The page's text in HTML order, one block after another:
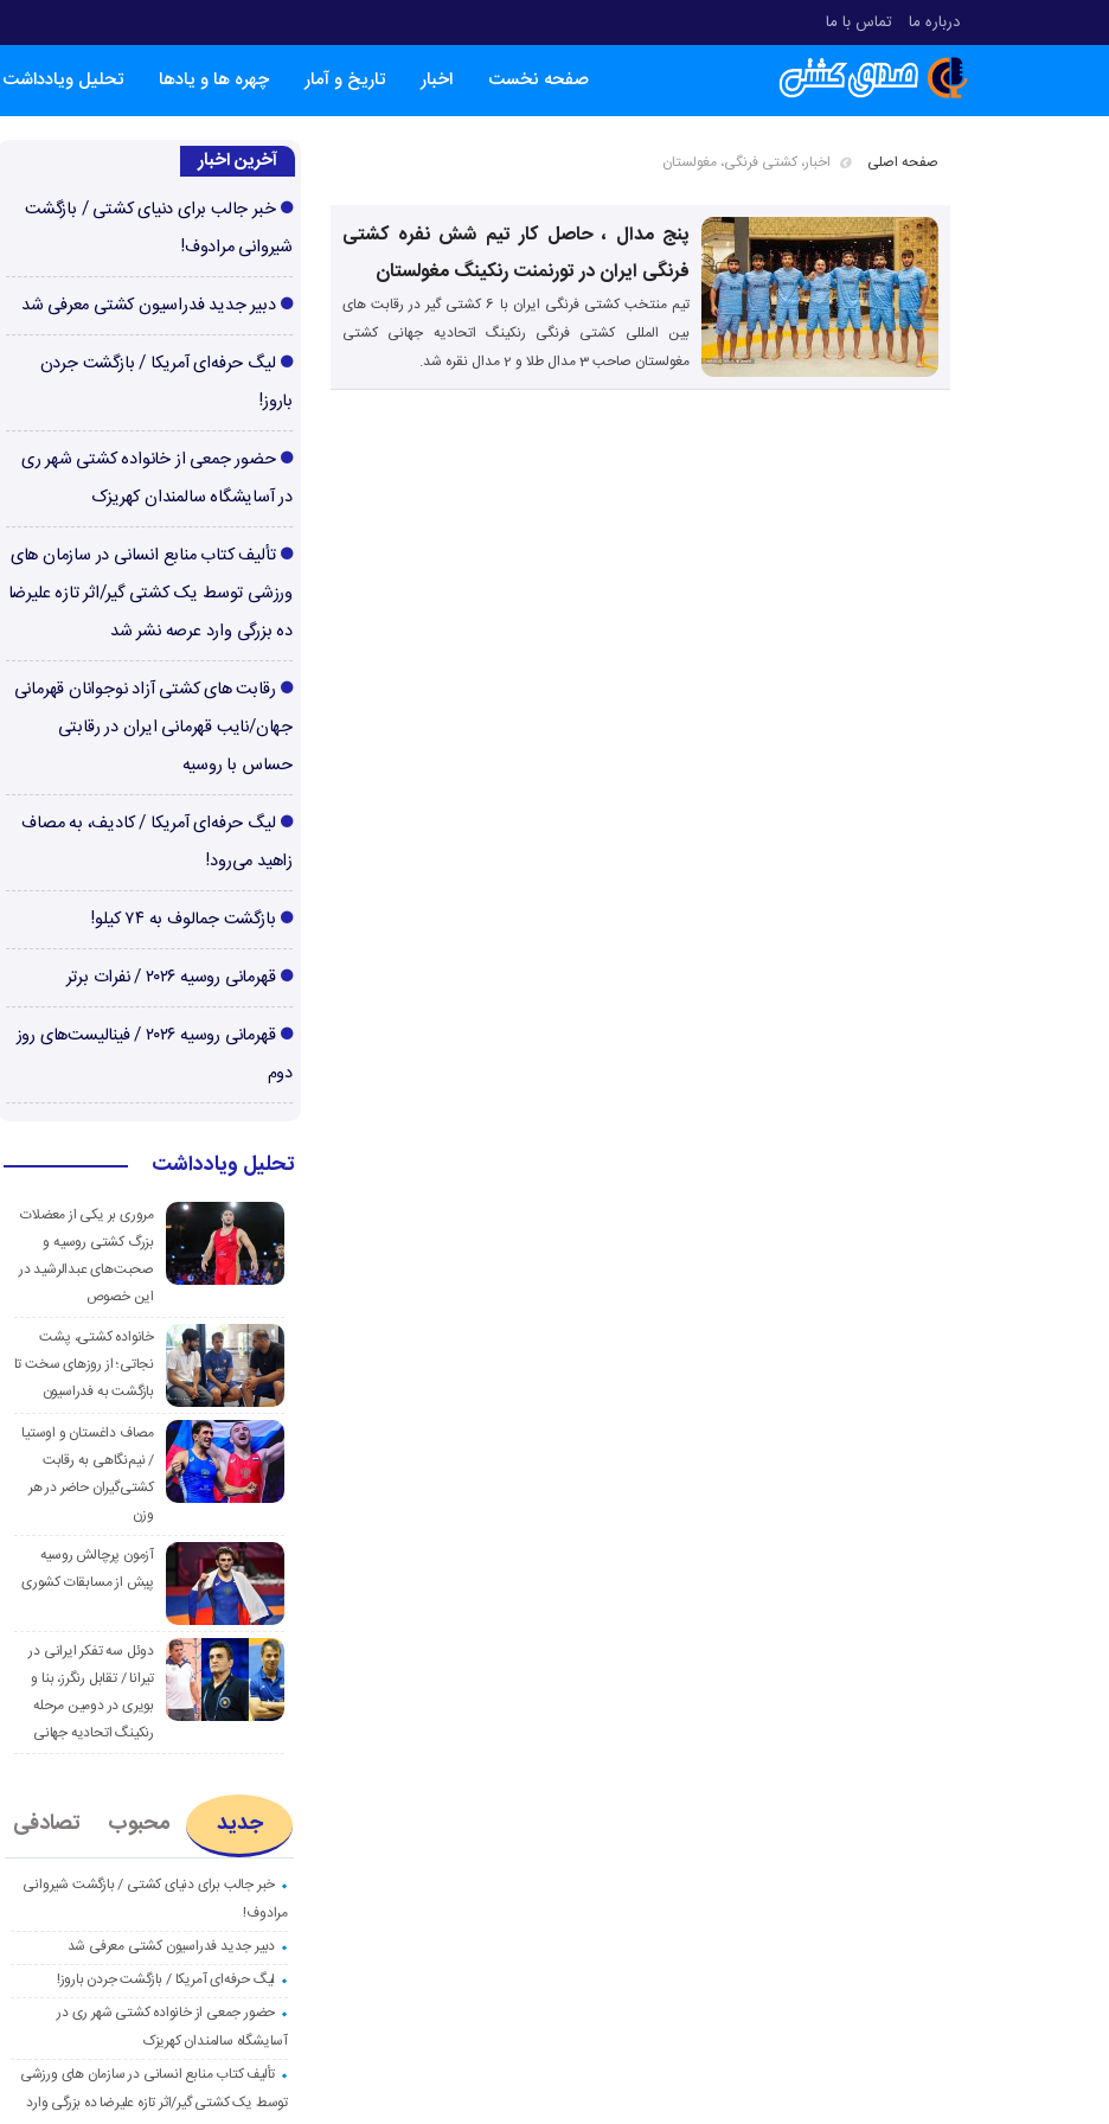
درباره ما تماس با ما
صفحه نخست اخبار تاریخ و آمار چهره ها و یادها تحلیل ویادداشت
صفحه اصلی اخبار، کشتی فرنگی، مغولستان
پنج مدال ، حاصل کار تیم شش نفره کشتی
فرنگی ایران در تورنمنت رنکینگ مغولستان
تیم منتخب کشتی فرنگی ایران با 6 کشتی گیر در رقابت های
بین المللی کشتی فرنگی رنکینگ اتحادیه جهانی کشتی
مغولستان صاحب 3 مدال طلا و 2 مدال نقره شد.
آخرین اخبار
خبر جالب برای دنیای کشتی / بازگشت
شیروانی مرادوف!
دبیر جدید فدراسیون کشتی معرفی شد
لیگ حرفه‌ای آمریکا / بازگشت جردن
باروز!
حضور جمعی از خانواده کشتی شهر ری
در آسایشگاه سالمندان کهریزک
تألیف کتاب منابع انسانی در سازمان های
ورزشی توسط یک کشتی گیر/اثر تازه علیرضا
ده بزرگی وارد عرصه نشر شد
رقابت های کشتی آزاد نوجوانان قهرمانی
جهان/نایب قهرمانی ایران در رقابتی
حساس با روسیه
لیگ حرفه‌ای آمریکا / کادیف، به مصاف
زاهید می‌رود!
بازگشت جمالوف به ۷۴ کیلو!
قهرمانی روسیه ۲۰۲۶ / نفرات برتر
قهرمانی روسیه ۲۰۲۶ / فینالیست‌های روز
دوم
تحلیل ویادداشت
مروری بر یکی از معضلات
بزرگ کشتی روسیه و
صحبت‌های عبدالرشید در
این خصوص
خانواده کشتی، پشت
نجاتی؛ از روزهای سخت تا
بازگشت به فدراسیون
مصاف داغستان و اوستیا
/ نیم‌نگاهی به رقابت
کشتی‌گیران حاضر در هر
وزن
آزمون پرچالش روسیه
پیش از مسابقات کشوری
دوئل سه تفکر ایرانی در
تیرانا / تقابل رنگرز، بنا و
بویری در دومین مرحله
رنکینگ اتحادیه جهانی
جدید محبوب تصادفی
خبر جالب برای دنیای کشتی / بازگشت شیروانی
مرادوف!
دبیر جدید فدراسیون کشتی معرفی شد
لیگ حرفه‌ای آمریکا / بازگشت جردن باروز!
حضور جمعی از خانواده کشتی شهر ری در
آسایشگاه سالمندان کهریزک
تألیف کتاب منابع انسانی در سازمان های ورزشی
توسط یک کشتی گیر/اثر تازه علیرضا ده بزرگی وارد